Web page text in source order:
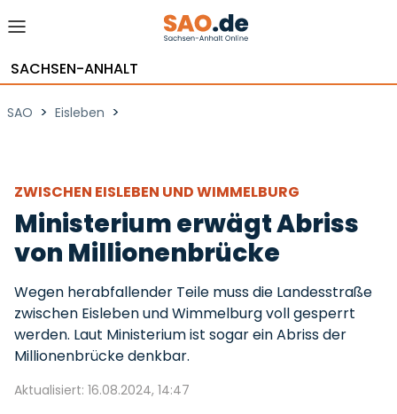
SACHSEN-ANHALT
SAO > Eisleben >
ZWISCHEN EISLEBEN UND WIMMELBURG
Ministerium erwägt Abriss
von Millionenbrücke
Wegen herabfallender Teile muss die Landesstraße
zwischen Eisleben und Wimmelburg voll gesperrt
werden. Laut Ministerium ist sogar ein Abriss der
Millionenbrücke denkbar.
Aktualisiert: 16.08.2024, 14:47